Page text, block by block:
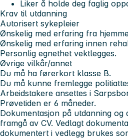
Liker å holde deg faglig
Krav til utdanning
Autorisert sykepleier
Ønskelig med erfaring fra
Ønskelig med erfaring innen
Personlig egnethet vektlegges.
Øvrige vilkår/annet
Du må ha førerkort klasse B.
Du må kunne fremlegge
Arbeidstakere ansettes i
Prøvetiden er 6 måneder.
Dokumentasjon på utdanning
framgå av CV. Vedlagt
dokumentert i vedlegg brukes